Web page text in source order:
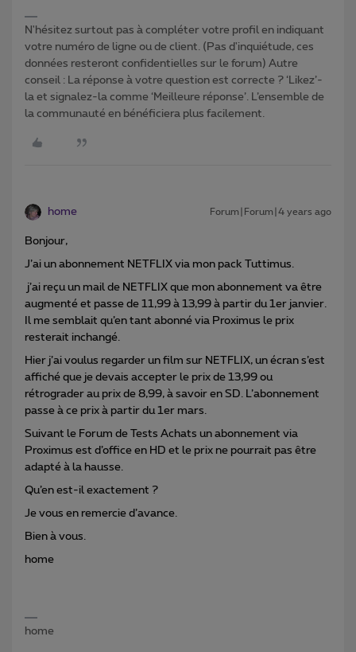
N'hésitez surtout pas à compléter votre profil en indiquant
votre numéro de ligne ou de client. (Pas d'inquiétude, ces
données resteront confidentielles sur le forum) Autre
conseil : La réponse à votre question est correcte ? ‘Likez’-
la et signalez-la comme ‘Meilleure réponse’. L’ensemble de
la communauté en bénéficiera plus facilement.
home Forum|Forum|4 years ago
Bonjour,
J’ai un abonnement NETFLIX via mon pack Tuttimus.
j’ai reçu un mail de NETFLIX que mon abonnement va être
augmenté et passe de 11,99 à 13,99 à partir du 1er janvier.
Il me semblait qu’en tant abonné via Proximus le prix
resterait inchangé.
Hier j’ai voulus regarder un film sur NETFLIX, un écran s’est
affiché que je devais accepter le prix de 13,99 ou
rétrograder au prix de 8,99, à savoir en SD. L’abonnement
passe à ce prix à partir du 1er mars.
Suivant le Forum de Tests Achats un abonnement via
Proximus est d’office en HD et le prix ne pourrait pas être
adapté à la hausse.
Qu’en est-il exactement ?
Je vous en remercie d’avance.
Bien à vous.
home
home